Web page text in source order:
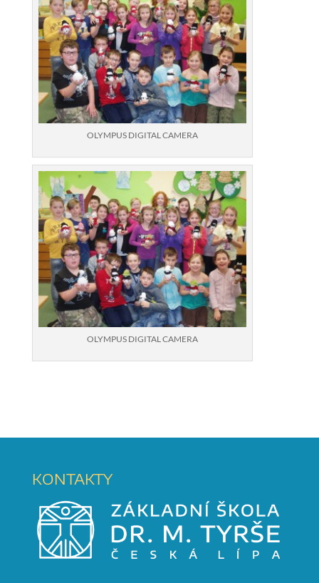
OLYMPUS DIGITAL CAMERA
OLYMPUS DIGITAL CAMERA
KONTAKTY